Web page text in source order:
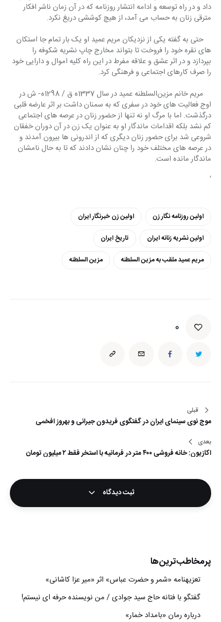
داد و در راه توسعه و ادامه انتشار روزنامه که در آن زمان ناشر افکار
مترقی زنان به حساب می آمد، از هیچ کوششی دریغ نکرد.
حتی به گفته یکی از نزدیکان مریم عمید او یک بار تمام جا استکان
های نقره خود را فروخت تا بتواند مخارج چاپ نشریه شکوفه را
بپردازد و در اثر عشق و علاقه مفرط در این راه کلیه اموال و دارایی خود
را صرف کارهای اجتماعی و فرهنگی کرد.
مریم خانم مزین‌السلطنه عمید در سال 1337ه ق / 1298ه- ش در
اوج فعالیت های خود در سفری که به سمنان داشت بر اثر عارضه قلبی
درگذشت. اما با مرگ او نه تنها از حضور زنان در عرصه های اجتماعی
کم نشد بلکه اقدامات ماندگار او به عنوان یک زن در آن دوران خفقان
شروعی شد برای حضور زنان دیگری که از اندرونی ها بیرون آمدند و
در عرصه های مختلف خود را چنان نشان دادند که تا به حال نامشان
ماندگار مانده است.
‘
اولین روزنامه نگار زن
اولین زن خبرنگار ایران
اولین نشریه زنانه ایران
تاریخ ایران
مریم عمید ملقب به مزین السلطنه
مزین السلطنه
0
راهبری
نوشته
قبلی
موج نوی سینمای ایران در گفتگوی فریدون جیرانی و بهروز افخمی
بعدی
اکازیون: خانه فروشی ۴۰۰ متر در فرمانیه با استخر فقط ۲ میلیون تومان
ثبت دیدگاه
پرمخاطب‌ترین‌ها
تعزیه‎نامه‏ «شمر و حضرت عباس» اثر «میر عزا کاشانی»
گفتگو با فتانه حاج سید جوادی / من نویسنده حرفه ای نیستم!
درباره رمان «بامداد خمار»